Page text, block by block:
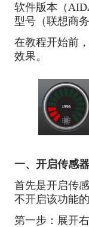
软件版本（
型号（联想商
在教程开始前
效果。
一、开启传感
首先是开启传
不开启该功能
第一步：展开